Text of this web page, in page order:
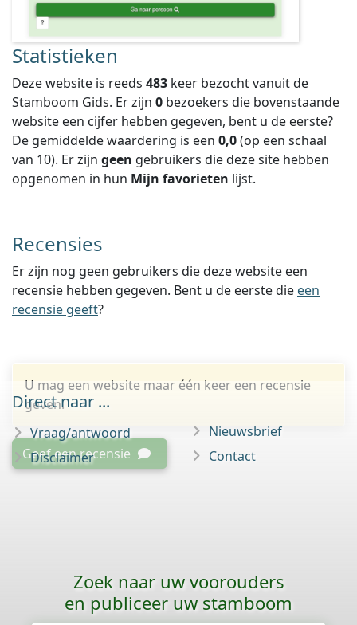
Statistieken
Deze website is reeds 483 keer bezocht vanuit de
Stamboom Gids. Er zijn 0 bezoekers die bovenstaande
website een cijfer hebben gegeven, bent u de eerste?
De gemiddelde waardering is een 0,0(op een schaal
van 10). Er zijn geen gebruikers die deze site hebben
opgenomen in hun Mijn favorieten lijst.
Recensies
Er zijn nog geen gebruikers die deze website een
recensie hebben gegeven. Bent u de eerste die een
recensie geeft?
U mag een website maar één keer een recensie
geven.
Geef een recensie
Direct naar ...
Vraag/antwoord
Disclaimer
Nieuwsbrief
Contact
Zoek naar uw voorouders
en publiceer uw stamboom